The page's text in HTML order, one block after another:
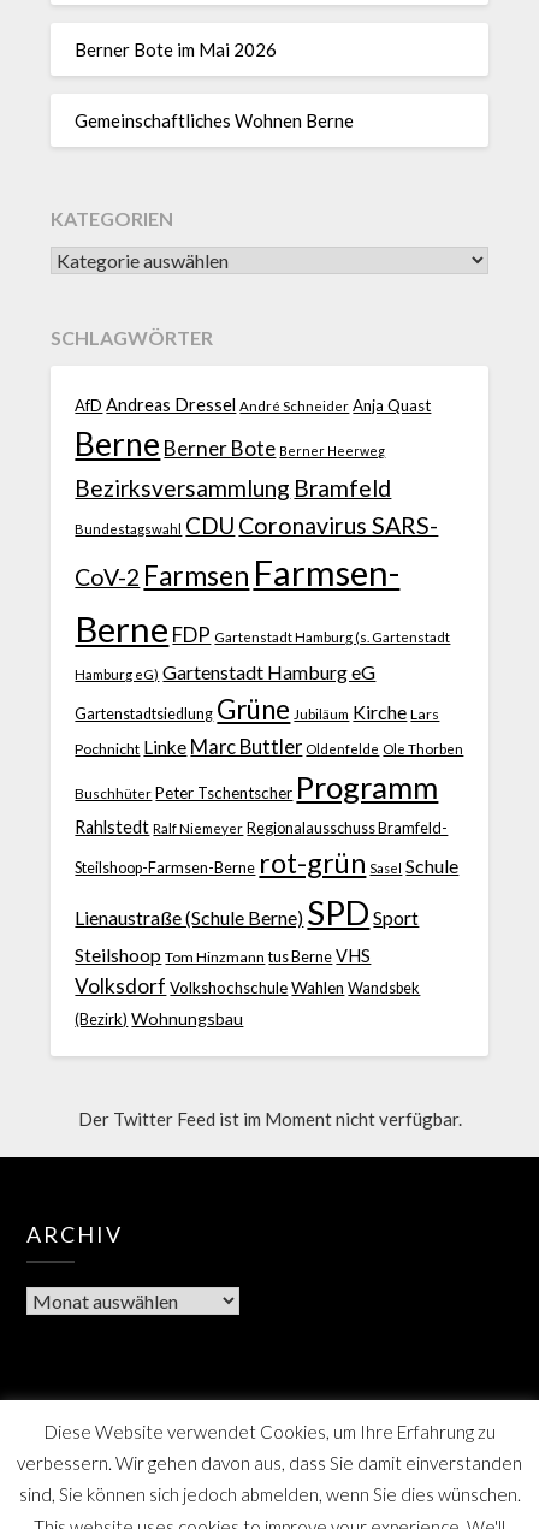
Berner Bote im Mai 2026
Gemeinschaftliches Wohnen Berne
KATEGORIEN
SCHLAGWÖRTER
AfD Andreas Dressel André Schneider Anja Quast
Berne Berner Bote Berner Heerweg
Bezirksversammlung Bramfeld
Bundestagswahl CDU Coronavirus SARS-
CoV-2 Farmsen Farmsen-
Berne FDP Gartenstadt Hamburg (s. Gartenstadt
Hamburg eG) Gartenstadt Hamburg eG
Gartenstadtsiedlung Grüne Jubiläum Kirche Lars
Pochnicht Linke Marc Buttler Oldenfelde Ole Thorben
Buschhüter Peter Tschentscher Programm
Rahlstedt Ralf Niemeyer Regionalausschuss Bramfeld-
Steilshoop-Farmsen-Berne rot-grün Sasel Schule
Lienaustraße (Schule Berne) SPD Sport
Steilshoop Tom Hinzmann tus Berne VHS
Volksdorf Volkshochschule Wahlen Wandsbek
(Bezirk) Wohnungsbau
Der Twitter Feed ist im Moment nicht verfügbar.
ARCHIV
Diese Website verwendet Cookies, um Ihre Erfahrung zu
verbessern. Wir gehen davon aus, dass Sie damit einverstanden
sind, Sie können sich jedoch abmelden, wenn Sie dies wünschen.